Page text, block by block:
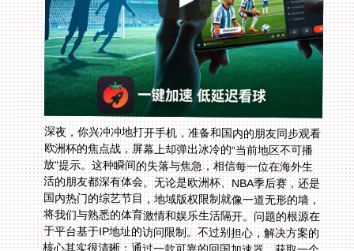
深夜，你兴冲冲地打开手机，准备和国内的朋友同步观看
欧洲杯的焦点战，屏幕上却弹出冰冷的“当前地区不可播
放”提示。这种瞬间的失落与焦急，相信每一位在海外生
活的朋友都深有体会。无论是欧洲杯、NBA季后赛，还是
国内热门的综艺节目，地域版权限制就像一道无形的墙，
将我们与熟悉的体育激情和娱乐生活隔开。问题的根源在
于平台基于IP地址的访问限制。不过别担心，解决方案的
核心其实很清晰：通过一款可靠的回国加速器，获取一个
稳定的中国IP地址。这篇文章，就将为你详细拆解如何选
择和使用这样的工具，让你无论身在何处，都能流畅接入